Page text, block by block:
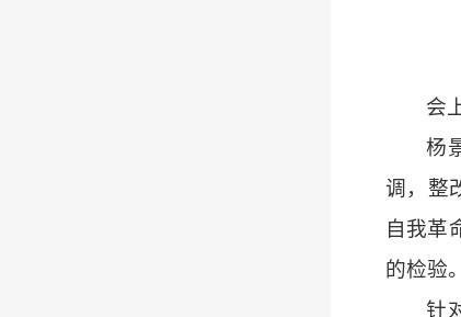
会
杨
调，整
自我革
的检验。
针